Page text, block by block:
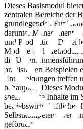
Dieses Basismodul
zentralen Bereiche der
grundlegenden
darunter Management,
und Produktion. Dabei
Modelle und Methoden
die
praxisnahen Beispielen
Entscheidungen treffen
behaupten. Dieses
spezialisierte Inhalte im
betriebswirtschaftliche
Selbstkompetenz
gefördert.